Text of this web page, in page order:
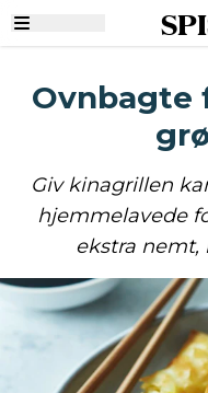
Ovnbagte
Giv kinagrillen
hjemmelavede
ekstra nemt,